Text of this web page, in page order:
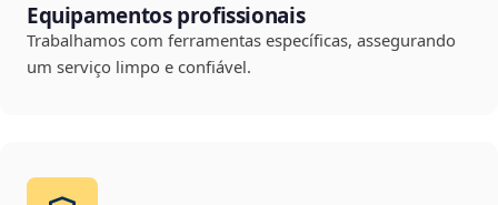
Equipamentos profissionais
Trabalhamos com ferramentas específicas, assegurando
um serviço limpo e confiável.